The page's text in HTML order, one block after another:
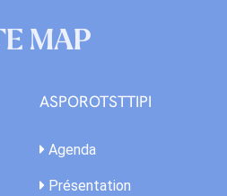
MAP
ASPOROTSTTIPI
Agenda
Présentation